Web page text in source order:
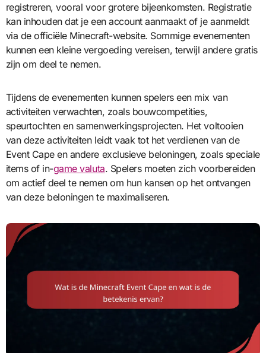
registreren, vooral voor grotere bijeenkomsten. Registratie
kan inhouden dat je een account aanmaakt of je aanmeldt
via de officiële Minecraft-website. Sommige evenementen
kunnen een kleine vergoeding vereisen, terwijl andere gratis
zijn om deel te nemen.
Tijdens de evenementen kunnen spelers een mix van
activiteiten verwachten, zoals bouwcompetities,
speurtochten en samenwerkingsprojecten. Het voltooien
van deze activiteiten leidt vaak tot het verdienen van de
Event Cape en andere exclusieve beloningen, zoals speciale
items of in-game valuta. Spelers moeten zich voorbereiden
om actief deel te nemen om hun kansen op het ontvangen
van deze beloningen te maximaliseren.